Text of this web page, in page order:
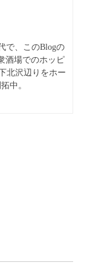
で、このBlogの
酒場でのホッピ
北沢辺りをホー
中。